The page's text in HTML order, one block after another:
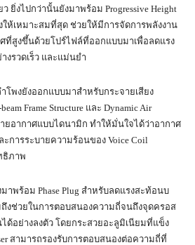
ยิ่งไปกว่านั้นยังมาพร้อม Progressive Height
ให้เหมาะสมที่สุด ช่วยให้มีการจัดการพลังงาน
ที่สูงขึ้นด้วยโปร์ไฟล์ที่ออกแบบมาเพื่อลดแรง
งรวดเร็ว และแม่นยำ
โพงยังออกแบบมาสำหรับกระจายเสียง
Frame Structure และ Dynamic Air
ยอากาศแบบไดนามิก ทำให้มั่นใจได้ว่าอากาศ
การระบายความร้อนของ Voice Coil
ธิภาพ
าพร้อม Phase Plug สำหรับลดแรงสะท้อนบ
ถึงช่วยในการตอบสนองความถี่จนถึงจุดครอส
ได้อย่างลงตัว โดยกระสวยอะลูมิเนียมที่แข็ง
สามารถรองรับการตอบสนองต่อความถี่ที่